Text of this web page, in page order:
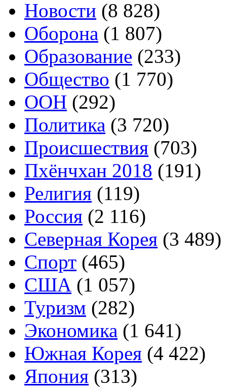
Новости (8 828)
Оборона (1 807)
Образование (233)
Общество (1 770)
ООН (292)
Политика (3 720)
Происшествия (703)
Пхёнчхан 2018 (191)
Религия (119)
Россия (2 116)
Северная Корея (3 489)
Спорт (465)
США (1 057)
Туризм (282)
Экономика (1 641)
Южная Корея (4 422)
Япония (313)